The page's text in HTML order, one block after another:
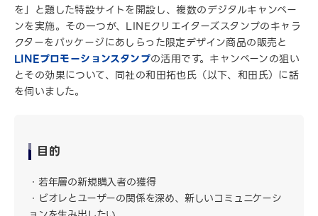
を」と題した特設サイトを開設し、複数のデジタルキャンペー
ンを実施。その一つが、LINEクリエイターズスタンプのキャラ
クターをパッケージにあしらった限定デザイン商品の販売と
LINEプロモーションスタンプの活用です。キャンペーンの狙い
とその効果について、同社の和田拓也氏（以下、和田氏）に話
を伺いました。
目的
若年層の新規購入者の獲得
ビオレとユーザーの関係を深め、新しいコミュニケーシ